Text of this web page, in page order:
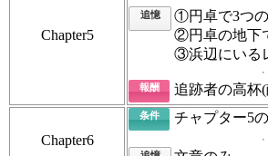
Chapter5
追憶
①円卓で3つ
②円卓の地下
③浜辺にいる
報酬 追跡者の高杯
Chapter6
条件 チャプター5